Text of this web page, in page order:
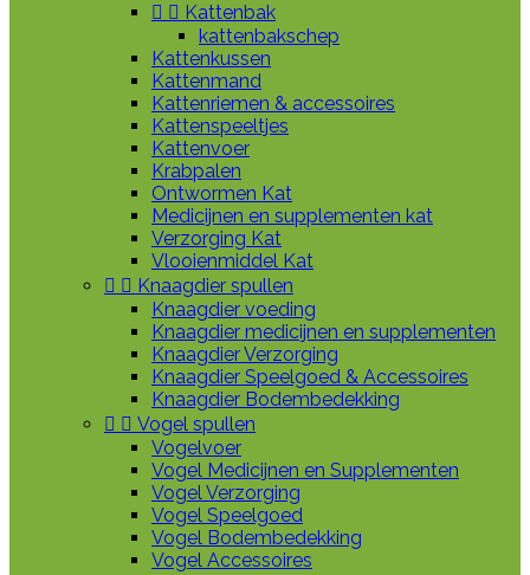
  Kattenbak
kattenbakschep
Kattenkussen
Kattenmand
Kattenriemen & accessoires
Kattenspeeltjes
Kattenvoer
Krabpalen
Ontwormen Kat
Medicijnen en supplementen kat
Verzorging Kat
Vlooienmiddel Kat
  Knaagdier spullen
Knaagdier voeding
Knaagdier medicijnen en supplementen
Knaagdier Verzorging
Knaagdier Speelgoed & Accessoires
Knaagdier Bodembedekking
  Vogel spullen
Vogelvoer
Vogel Medicijnen en Supplementen
Vogel Verzorging
Vogel Speelgoed
Vogel Bodembedekking
Vogel Accessoires